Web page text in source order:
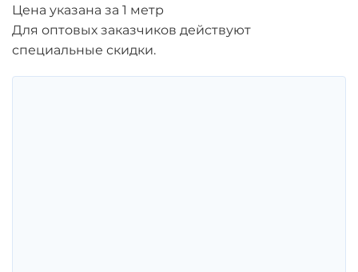
Цена указана за 1 метр
Для оптовых заказчиков действуют
специальные скидки.